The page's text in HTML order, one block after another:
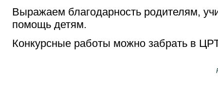
Выражаем благодарность родителям,
помощь детям.
Конкурсные работы можно забрать в